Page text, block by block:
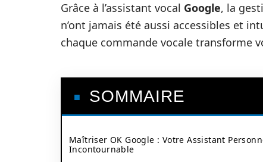
Grâce à l’assistant vocal Google, la
n’ont jamais été aussi accessibles et
chaque commande vocale transforme
SOMMAIRE
Maîtriser OK Google : Votre Assistant
Incontournable